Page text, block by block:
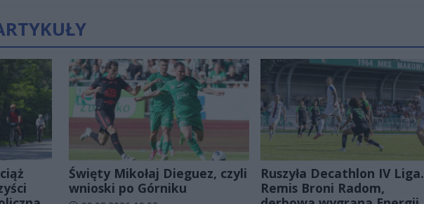
Święty Mikołaj Dieguez, czyli
wnioski po Górniku
Ruszyła Decathlon IV Liga.
Remis Broni Radom,